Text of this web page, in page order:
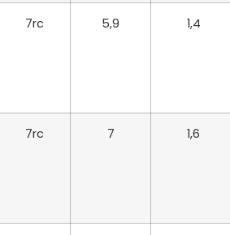
7rc 5,9 1,4
7rc 7 1,6